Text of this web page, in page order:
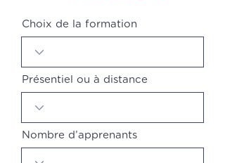
Choix de la formation
Présentiel ou à distance
Nombre d’apprenants